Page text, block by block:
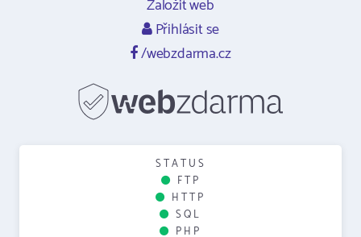
Založit web
Přihlásit se
/webzdarma.cz
STATUS
FTP
HTTP
SQL
PHP